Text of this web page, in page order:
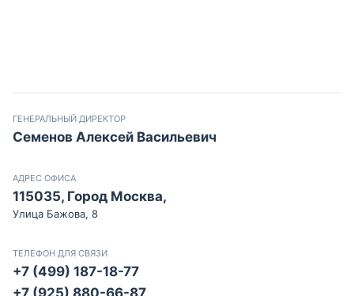
ГЕНЕРАЛЬНЫЙ ДИРЕКТОР
Семенов Алексей Васильевич
АДРЕС ОФИСА
115035, Город Москва,
Улица Бажова, 8
ТЕЛЕФОН ДЛЯ СВЯЗИ
+7 (499) 187-18-77
+7 (925) 880-66-87